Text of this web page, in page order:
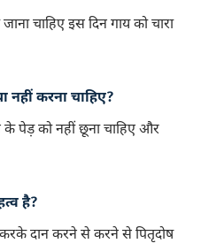
चाहिए इस दिन गाय को चारा
नहीं करना चाहिए?
के पेड़ को नहीं छूना चाहिए और
है?
दान करने से करने से पितृदोष